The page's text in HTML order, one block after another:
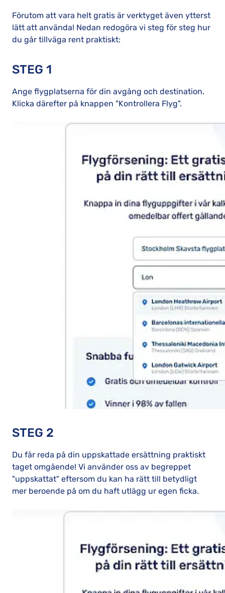
Förutom att vara helt gratis är verktyget även ytterst
lätt att använda! Nedan redogöra vi steg för steg hur
du går tillväga rent praktiskt:
STEG 1
Ange flygplatserna för din avgång och destination.
Klicka därefter på knappen "Kontrollera Flyg".
STEG 2
Du får reda på din uppskattade ersättning praktiskt
taget omgående! Vi använder oss av begreppet
"uppskattat" eftersom du kan ha rätt till betydligt
mer beroende på om du haft utlägg ur egen ficka.